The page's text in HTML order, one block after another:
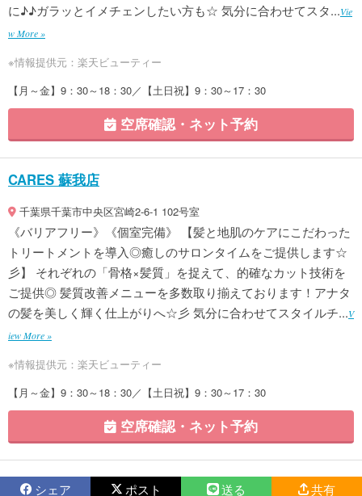
に♪♪ガラッとイメチェンしたい方も☆ 気分に合わせてスタ...Vie
w More »
※情報提供元：楽天ビューティー
【月～金】9：30～18：30／【土日祝】9：30～17：30
空席確認・ネット予約
CARES 蘇我店
千葉県千葉市中央区宮崎2-6-1 102号室
《バリアフリー》《個室完備》 【髪と地肌のケアにこだわった
トリートメントを導入◎癒しのサロンタイムをご提供します☆
彡】 それぞれの「骨格×髪質」を捉えて、的確なカット技術を
ご提供◎ 髪質改善メニューを多数取り揃えております！アナタ
の髪を美しく輝く仕上がりへ☆彡 気分に合わせてスタイルチ...V
iew More »
※情報提供元：楽天ビューティー
【月～金】9：30～18：30／【土日祝】9：30～17：30
空席確認・ネット予約
シェア ポスト 送る 共有